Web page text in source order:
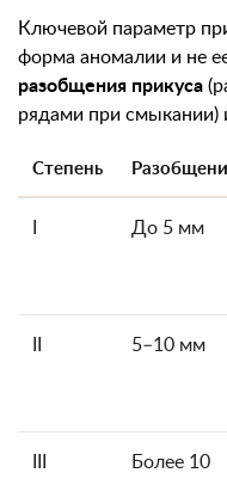
Ключевой параметр
форма аномалии и не
разобщения прикуса
рядами при смыкании)
Степень
До 5 мм
5–10 мм
Более 10